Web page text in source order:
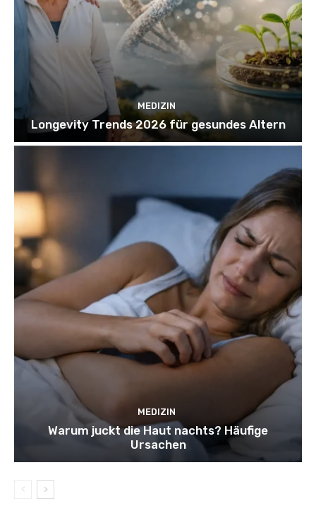
MEDIZIN
Longevity Trends 2026 für gesundes Altern
MEDIZIN
Warum juckt die Haut nachts? Häufige
Ursachen